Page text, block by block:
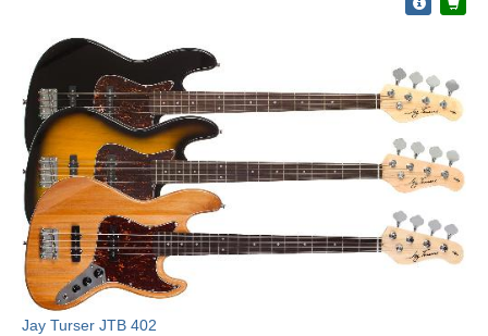
Jay Turser JTB 402